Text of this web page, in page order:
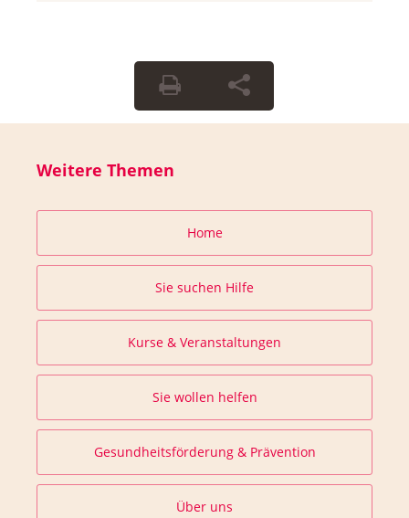
Weitere Themen
Home
Sie suchen Hilfe
Kurse & Veranstaltungen
Sie wollen helfen
Gesundheitsförderung & Prävention
Über uns